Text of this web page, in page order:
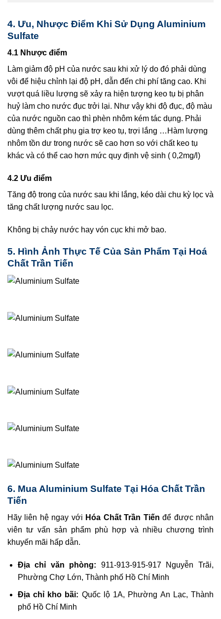
4. Ưu, Nhược Điểm Khi Sử Dụng Aluminium
Sulfate
4.1 Nhược điểm
Làm giảm độ pH của nước sau khi xử lý do đó phải dùng
vôi để hiệu chỉnh lại độ pH, dẫn đến chi phí tăng cao. Khi
vượt quá liều lượng sẽ xảy ra hiện tượng keo tụ bị phân
huỷ làm cho nước đục trởi lại. Như vậy khi độ đục, độ màu
của nước nguồn cao thì phèn nhôm kém tác dụng. Phải
dùng thêm chất phụ gia trợ keo tụ, trợi lắng …Hàm lượng
nhôm tồn dư trong nước sẽ cao hơn so với chất keo tụ
khác và có thể cao hơn mức quy định vệ sinh ( 0,2mg/l)
4.2 Ưu điểm
Tăng độ trong của nước sau khi lắng, kéo dài chu kỳ lọc và
tăng chất lượng nước sau lọc.
Không bị chảy nước hay vón cục khi mở bao.
5. Hình Ảnh Thực Tế Của Sản Phẩm Tại Hoá
Chất Trần Tiến
6. Mua Aluminium Sulfate Tại Hóa Chất Trần
Tiến
Hãy liên hệ ngay với Hóa Chất Trần Tiến để được nhân
viên tư vấn sản phẩm phù hợp và nhiều chương trình
khuyến mãi hấp dẫn.
Địa chỉ văn phòng: 911-913-915-917 Nguyễn Trãi,
Phường Chợ Lớn, Thành phố Hồ Chí Minh
Địa chỉ kho bãi: Quốc lộ 1A, Phường An Lạc, Thành
phố Hồ Chí Minh